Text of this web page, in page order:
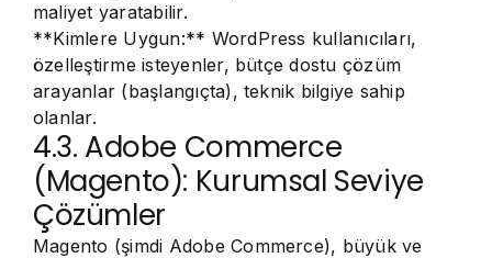
maliyet yaratabilir.
**Kimlere Uygun:** WordPress kullanıcıları,
özelleştirme isteyenler, bütçe dostu çözüm
arayanlar (başlangıçta), teknik bilgiye sahip
olanlar.
4.3. Adobe Commerce
(Magento): Kurumsal Seviye
Çözümler
Magento (şimdi Adobe Commerce), büyük ve